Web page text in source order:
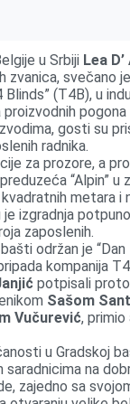
u Srbiji Lea
zvanica, svečano
(T4B), u
gosti su
radnika.
za prozore, a
“Alpin” u
metara i
izgradnja
zaposlenih.
održan je
kompanija
potpisali
Sašom
Vučurević, primio
u Gradskoj
saradnicima na
zajedno sa